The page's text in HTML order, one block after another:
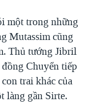
một trong những
Mutassim cũng
Thủ tướng Jibril
Chuyển tiếp
trai khác của
làng gần Sirte.